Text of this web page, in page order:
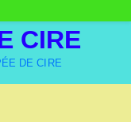
CIRE
DE CIRE